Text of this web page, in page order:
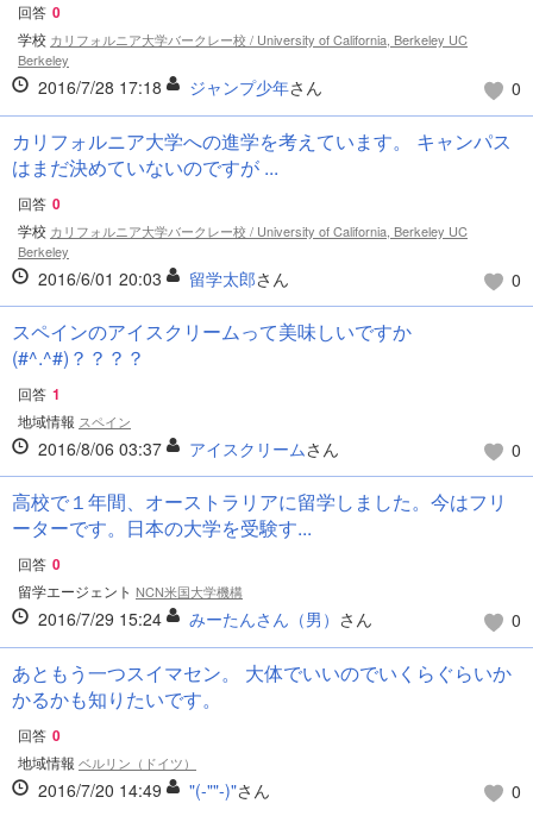
回答 0
学校 カリフォルニア大学バークレー校 / University of California, Berkeley UC
Berkeley
2016/7/28 17:18 ジャンプ少年さん 0
カリフォルニア大学への進学を考えています。 キャンパス
はまだ決めていないのですが ...
回答 0
学校 カリフォルニア大学バークレー校 / University of California, Berkeley UC
Berkeley
2016/6/01 20:03 留学太郎さん 0
スペインのアイスクリームって美味しいですか
(#^.^#)？？？？
回答 1
地域情報 スペイン
2016/8/06 03:37 アイスクリームさん 0
高校で１年間、オーストラリアに留学しました。今はフリ
ーターです。日本の大学を受験す...
回答 0
留学エージェント NCN米国大学機構
2016/7/29 15:24 みーたんさん（男） さん 0
あともう一つスイマセン。 大体でいいのでいくらぐらいか
かるかも知りたいです。
回答 0
地域情報 ベルリン（ドイツ）
2016/7/20 14:49 "(-""-)"さん 0